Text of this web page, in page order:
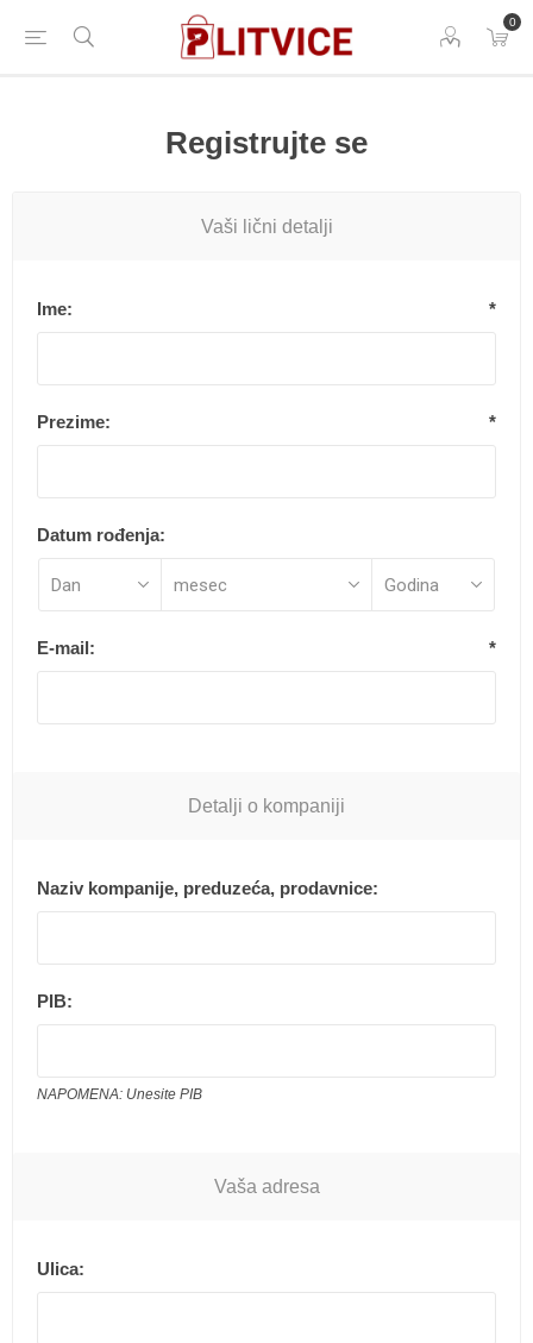
0
Registrujte se
Vaši lični detalji
Ime: *
Prezime: *
Datum rođenja:
E-mail: *
Detalji o kompaniji
Naziv kompanije, preduzeća, prodavnice:
PIB:
NAPOMENA: Unesite PIB
Vaša adresa
Ulica: